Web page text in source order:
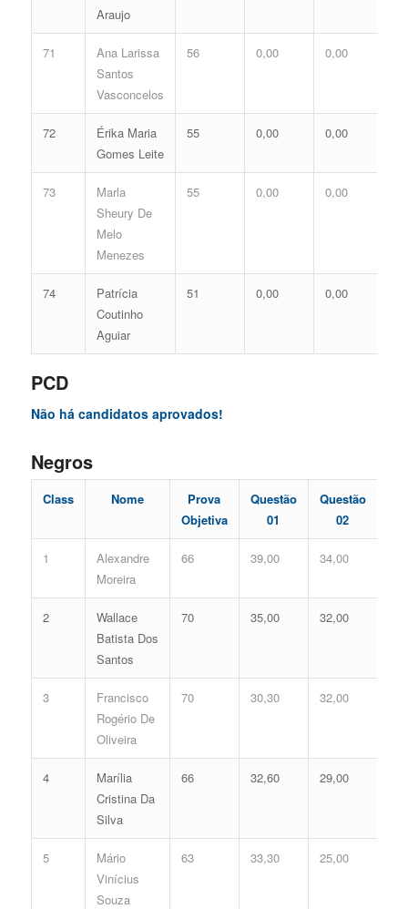
Araujo
71
Ana Larissa
Santos
Vasconcelos
56 0,00 0,00
72
Érika Maria
Gomes Leite
55 0,00 0,00
73
Marla
Sheury De
Melo
Menezes
55 0,00 0,00
74
Patrícia
Coutinho
Aguiar
51 0,00 0,00
PCD
Não há candidatos aprovados!
Negros
Class Nome
Prova
Objetiva
Questão
01
Questão
02
1
Alexandre
Moreira
66 39,00 34,00
2
Wallace
Batista Dos
Santos
70 35,00 32,00
3
Francisco
Rogério De
Oliveira
70 30,30 32,00
4
Marília
Cristina Da
Silva
66 32,60 29,00
5
Mário
Vinícius
Souza
63 33,30 25,00